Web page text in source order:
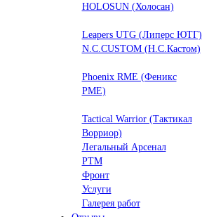
HOLOSUN (Холосан)
Leapers UTG (Липерс ЮТГ)
N.C.CUSTOM (Н.С.Кастом)
Phoenix RME (Феникс
РМЕ)
Tactical Warrior (Тактикал
Ворриор)
Легальный Арсенал
РТМ
Фронт
Услуги
Галерея работ